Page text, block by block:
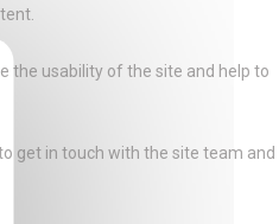
the usability of the site and help to
get in touch with the site team and